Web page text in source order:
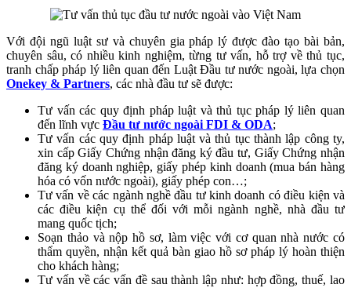
Với đội ngũ luật sư và chuyên gia pháp lý được đào tạo bài bản,
chuyên sâu, có nhiều kinh nghiệm, từng tư vấn, hỗ trợ về thủ tục,
tranh chấp pháp lý liên quan đến Luật Đầu tư nước ngoài, lựa chọn
Onekey & Partners, các nhà đầu tư sẽ được:
Tư vấn các quy định pháp luật và thủ tục pháp lý liên quan
đến lĩnh vực Đầu tư nước ngoài FDI & ODA;
Tư vấn các quy định pháp luật và thủ tục thành lập công ty,
xin cấp Giấy Chứng nhận đăng ký đầu tư, Giấy Chứng nhận
đăng ký doanh nghiệp, giấy phép kinh doanh (mua bán hàng
hóa có vốn nước ngoài), giấy phép con…;
Tư vấn về các ngành nghề đầu tư kinh doanh có điều kiện và
các điều kiện cụ thể đối với mỗi ngành nghề, nhà đầu tư
mang quốc tịch;
Soạn thảo và nộp hồ sơ, làm việc với cơ quan nhà nước có
thẩm quyền, nhận kết quả bàn giao hồ sơ pháp lý hoàn thiện
cho khách hàng;
Tư vấn về các vấn đề sau thành lập như: hợp đồng, thuế, lao